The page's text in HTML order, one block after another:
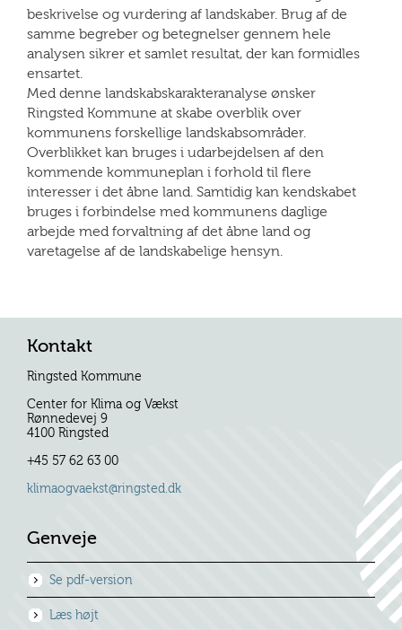
beskrivelse og vurdering af landskaber. Brug af de
samme begreber og betegnelser gennem hele
analysen sikrer et samlet resultat, der kan formidles
ensartet.
Med denne landskabskarakteranalyse ønsker
Ringsted Kommune at skabe overblik over
kommunens forskellige landskabsområder.
Overblikket kan bruges i udarbejdelsen af den
kommende kommuneplan i forhold til flere
interesser i det åbne land. Samtidig kan kendskabet
bruges i forbindelse med kommunens daglige
arbejde med forvaltning af det åbne land og
varetagelse af de landskabelige hensyn.
Kontakt
Ringsted Kommune
Center for Klima og Vækst
Rønnedevej 9
4100 Ringsted
+45 57 62 63 00
klimaogvaekst@ringsted.dk
Genveje
Se pdf-version
Læs højt